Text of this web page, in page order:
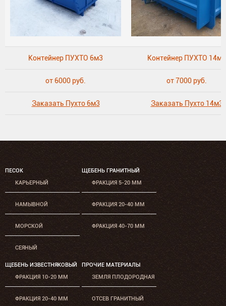
Контейнер ПУХТО 6м3 Контейнер ПУХТО 14м3
от 6000 руб. от 7000 руб.
Заказать Пухто 6м3 Заказать Пухто 14м3
ПЕСОК
КАРЬЕРНЫЙ
НАМЫВНОЙ
МОРСКОЙ
СЕЯНЫЙ
ЩЕБЕНЬ ГРАНИТНЫЙ
ФРАКЦИЯ 5-20 ММ
ФРАКЦИЯ 20-40 ММ
ФРАКЦИЯ 40-70 ММ
ЩЕБЕНЬ ИЗВЕСТНЯКОВЫЙ
ФРАКЦИЯ 10-20 ММ
ФРАКЦИЯ 20-40 ММ
ПРОЧИЕ МАТЕРИАЛЫ
ЗЕМЛЯ ПЛОДОРОДНАЯ
ОТСЕВ ГРАНИТНЫЙ